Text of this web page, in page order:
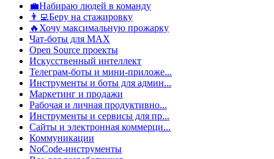
💼Набираю людей в команду
👨‍💻Беру на стажировку
🔥Хочу максимальную прожарку
Чат-боты для MAX
Open Source проекты
Искусственный интеллект
Телеграм-боты и мини-приложе...
Инструменты и боты для админ...
Маркетинг и продажи
Рабочая и личная продуктивно...
Инструменты и сервисы для пр...
Сайты и электронная коммерци...
Коммуникации
NoCode-инструменты